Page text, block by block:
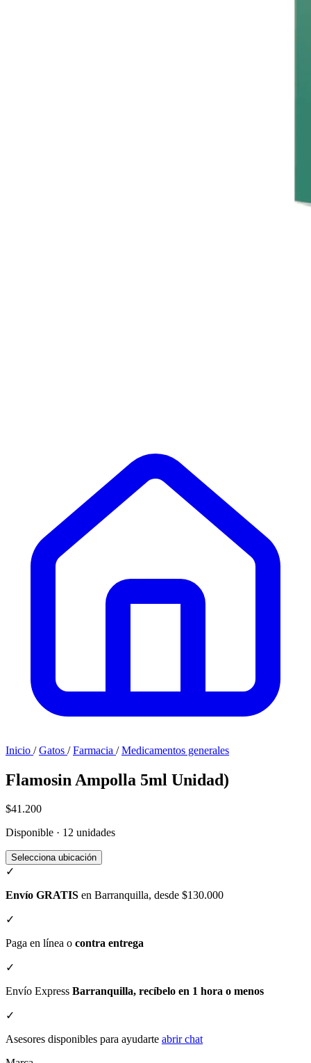
Inicio / Gatos / Farmacia / Medicamentos generales
Flamosin Ampolla 5ml Unidad)
$41.200
Disponible · 12 unidades
Selecciona ubicación
✓
Envío GRATIS en Barranquilla, desde $130.000
✓
Paga en línea o contra entrega
✓
Envío Express Barranquilla, recíbelo en 1 hora o menos
✓
Asesores disponibles para ayudarte abrir chat